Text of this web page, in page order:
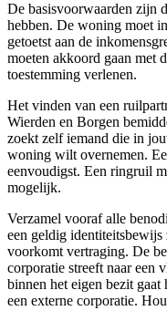
De basisvoorwaarden zijn
hebben. De woning moet
getoetst aan de
moeten akkoord gaan met
toestemming verlenen.
Het vinden van een
Wierden en Borgen
zoekt zelf iemand die in
woning wilt overnemen.
eenvoudigst. Een ringruil
mogelijk.
Verzamel vooraf alle
een geldig
voorkomt vertraging. De
corporatie streeft naar een
binnen het eigen bezit
een externe corporatie.